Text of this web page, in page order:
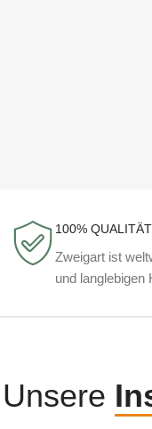
100% QUALITÄT
Zweigart ist
und langlebigen
Unsere